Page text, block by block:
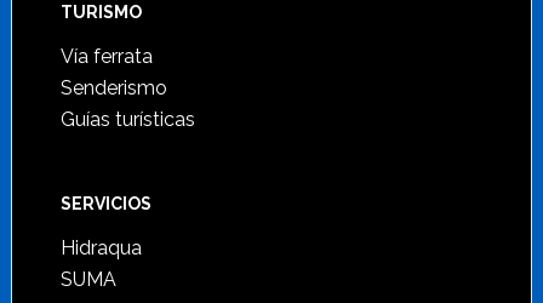
TURISMO
Vía ferrata
Senderismo
Guías turísticas
SERVICIOS
Hidraqua
SUMA